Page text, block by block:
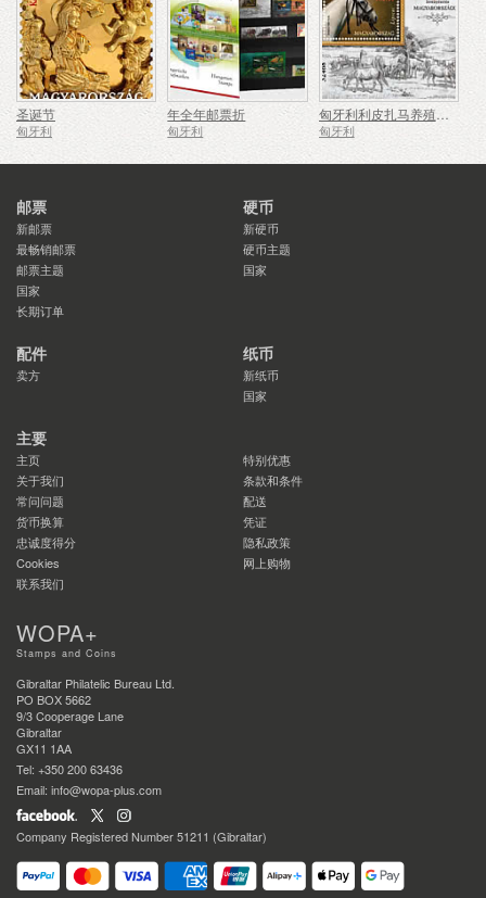
圣诞节
匈牙利
年全年邮票折
匈牙利
匈牙利利皮扎马养殖传统
匈牙利
邮票
新邮票
最畅销邮票
邮票主题
国家
长期订单
硬币
新硬币
硬币主题
国家
配件
卖方
纸币
新纸币
国家
主要
主页
特别优惠
关于我们
条款和条件
常问问题
配送
货币换算
凭证
忠诚度得分
隐私政策
Cookies
网上购物
联系我们
WOPA+
Stamps and Coins
Gibraltar Philatelic Bureau Ltd.
PO BOX 5662
9/3 Cooperage Lane
Gibraltar
GX11 1AA
Tel: +350 200 63436
Email: info@wopa-plus.com
Company Registered Number 51211 (Gibraltar)